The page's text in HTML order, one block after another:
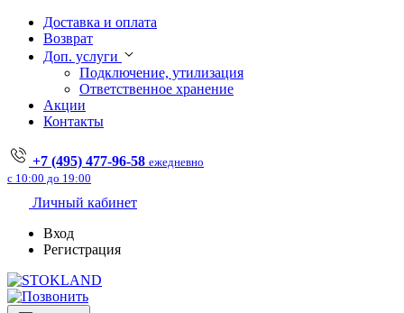
Доставка и оплата
Возврат
Доп. услуги
Подключение, утилизация
Ответственное хранение
Акции
Контакты
+7 (495) 477-96-58 ежедневно
с 10:00 до 19:00
Личный кабинет
Вход
Регистрация